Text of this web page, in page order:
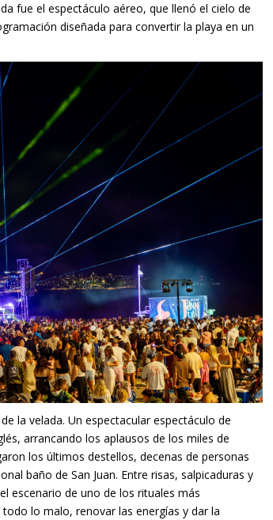
fue el espectáculo aéreo, que llenó el cielo de
diseñada para convertir la playa en un
la velada. Un espectacular espectáculo de
arrancando los aplausos de los miles de
los últimos destellos, decenas de personas
baño de San Juan. Entre risas, salpicaduras y
escenario de uno de los rituales más
lo malo, renovar las energías y dar la